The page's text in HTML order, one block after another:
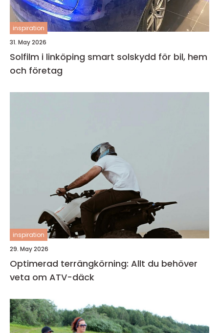
inspiration
31. May 2026
Solfilm i linköping smart solskydd för bil, hem
och företag
inspiration
29. May 2026
Optimerad terrängkörning: Allt du behöver
veta om ATV-däck